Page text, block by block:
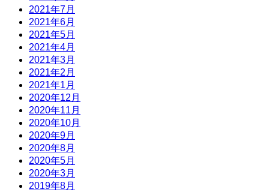
2021年7月
2021年6月
2021年5月
2021年4月
2021年3月
2021年2月
2021年1月
2020年12月
2020年11月
2020年10月
2020年9月
2020年8月
2020年5月
2020年3月
2019年8月